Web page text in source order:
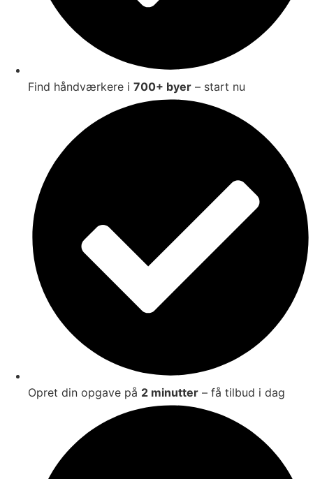
Find håndværkere i 700+ byer – start nu
Opret din opgave på 2 minutter – få tilbud i dag